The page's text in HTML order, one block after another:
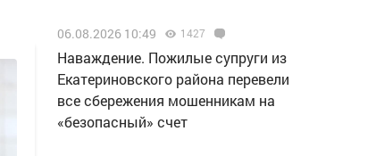
06.08.2026 10:49 1427
Наваждение. Пожилые супруги из
Екатериновского района перевели
все сбережения мошенникам на
«безопасный» счет